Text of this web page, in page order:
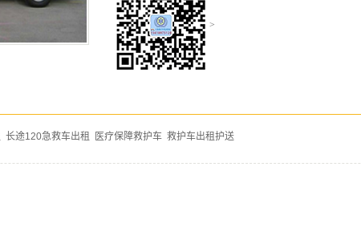
>
长途120急救车出租 医疗保障救护车 救护车出租护送